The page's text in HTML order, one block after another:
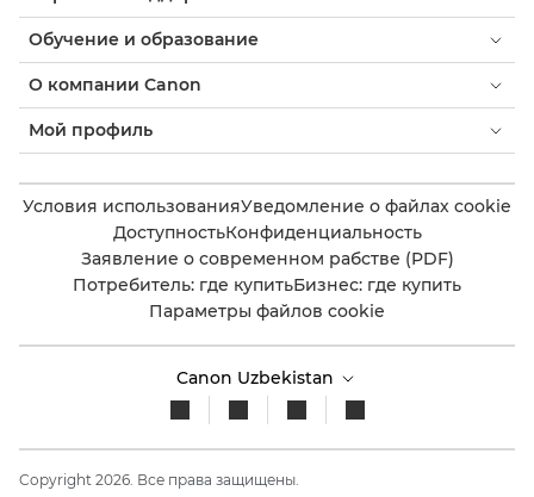
Обучение и образование
О компании Canon
Мой профиль
Условия использованияУведомление о файлах cookie
ДоступностьКонфиденциальность
Заявление о современном рабстве (PDF)
Потребитель: где купитьБизнес: где купить
Параметры файлов cookie
Canon Uzbekistan
Copyright 2026. Все права защищены.